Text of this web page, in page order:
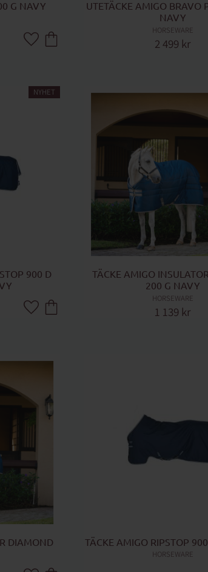
G NAVY
Lägg till i favoriter
UTETÄCKE AMIGO BRAVO
NAVY
HORSEWARE
2 499 kr
900 D
NYHET
Lägg till i favoriter
TÄCKE AMIGO
200 G NAVY
HORSEWARE
1 139 kr
DIAMOND
TÄCKE AMIGO RIPSTOP
HORSEWARE